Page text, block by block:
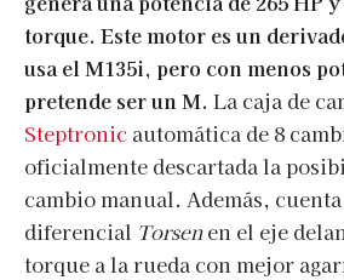
torque. Este motor es un
usa el M135i, pero con menos
pretende ser un M. La caja de
Steptronic automática de 8
oficialmente descartada la
cambio manual. Además,
diferencial Torsenen el eje
torque a la rueda con mejor